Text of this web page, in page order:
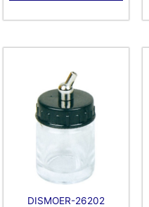
DISMOER-26202